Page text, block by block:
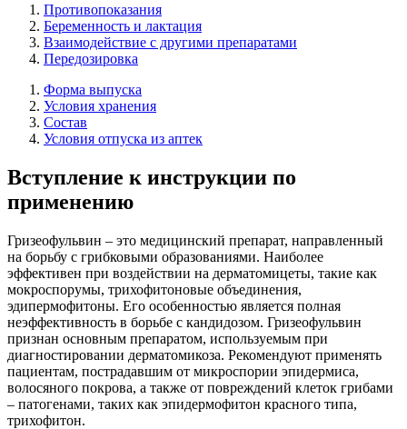
Противопоказания
Беременность и лактация
Взаимодействие с другими препаратами
Передозировка
Форма выпуска
Условия хранения
Состав
Условия отпуска из аптек
Вступление к инструкции по
применению
Гризеофульвин – это медицинский препарат, направленный
на борьбу с грибковыми образованиями. Наиболее
эффективен при воздействии на дерматомицеты, такие как
мокроспорумы, трихофитоновые объединения,
эдипермофитоны. Его особенностью является полная
неэффективность в борьбе с кандидозом. Гризеофульвин
признан основным препаратом, используемым при
диагностировании дерматомикоза. Рекомендуют применять
пациентам, пострадавшим от микроспории эпидермиса,
волосяного покрова, а также от повреждений клеток грибами
– патогенами, таких как эпидермофитон красного типа,
трихофитон.